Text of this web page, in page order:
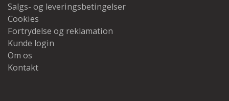
Salgs- og leveringsbetingelser
Cookies
Fortrydelse og reklamation
Kunde login
Om os
Kontakt